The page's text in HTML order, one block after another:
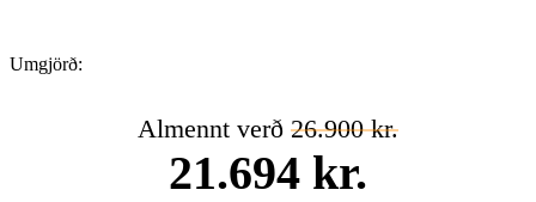
Umgjörð:
Almennt verð 26.900 kr.
21.694 kr.